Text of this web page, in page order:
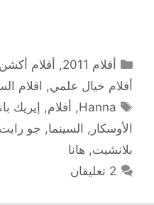
التصنيفات
أفلام 2011 , أفلام أكشن
أفلام خيال علمي, افلام
الوسوم
Hanna
, أفلام, إيريك
الأوسكار , السينما, جو رايت
بلانشيت, هانا
2 تعليقان